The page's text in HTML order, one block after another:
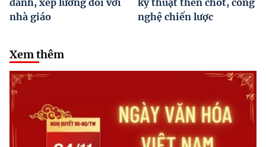
nhà giáo
nghệ chiến lược
Xem thêm